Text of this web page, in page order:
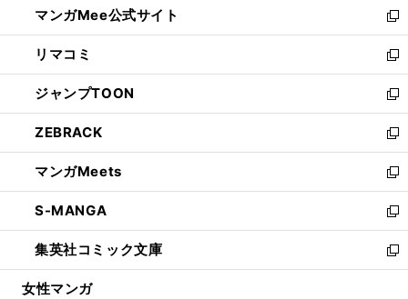
く
ド
ウ
で
開
く
ィ
ン
ド
ウ
で
開
く
い
ウ
ィ
ン
ド
ウ
で
開
く
マンガMee公式サイト
新
し
い
ウ
ィ
ン
ド
ウ
で
開
く
リマコミ
新
し
い
ウ
ィ
ン
ド
ウ
で
開
く
ジャンプTOON
新
し
い
ウ
ィ
ン
ド
ウ
で
開
ZEBRACK
新
し
い
ウ
ィ
ン
ド
ウ
マンガMeets
新
し
い
ウ
ィ
ン
S-MANGA
新
し
い
ウ
集英社コミック文庫
新
し
女性マンガ